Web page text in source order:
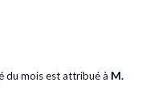
du mois est attribué à M.